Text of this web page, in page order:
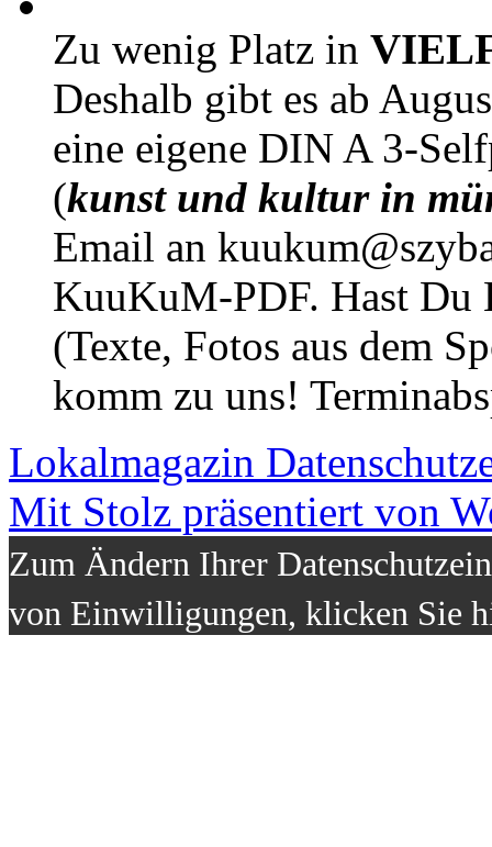
Zu wenig Platz in
Deshalb gibt es ab
eine eigene DIN A 3-
(kunst und kultur in
Email an
KuuKuM-PDF. Hast Du
(Texte, Fotos aus dem
komm zu uns!
Lokalmagazin
Mit Stolz präsentiert von
Zum Ändern Ihrer
von Einwilligungen, klicken Sie